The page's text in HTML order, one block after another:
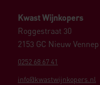
Kwast Wijnkopers
Roggestraat 30
2153 GC Nieuw Vennep
0252 68 67 41
info@kwastwijnkopers.nl